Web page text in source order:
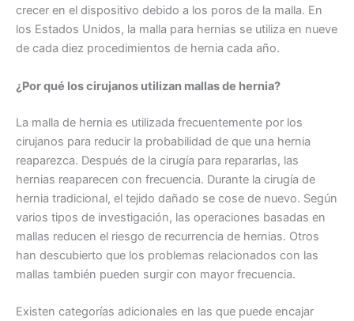
crecer en el dispositivo debido a los poros de la malla. En
los Estados Unidos, la malla para hernias se utiliza en nueve
de cada diez procedimientos de hernia cada año.
¿Por qué los cirujanos utilizan mallas de hernia?
La malla de hernia es utilizada frecuentemente por los
cirujanos para reducir la probabilidad de que una hernia
reaparezca. Después de la cirugía para repararlas, las
hernias reaparecen con frecuencia. Durante la cirugía de
hernia tradicional, el tejido dañado se cose de nuevo. Según
varios tipos de investigación, las operaciones basadas en
mallas reducen el riesgo de recurrencia de hernias. Otros
han descubierto que los problemas relacionados con las
mallas también pueden surgir con mayor frecuencia.
Existen categorías adicionales en las que puede encajar